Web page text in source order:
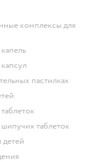
пастилках
шипучих таблеток
детей